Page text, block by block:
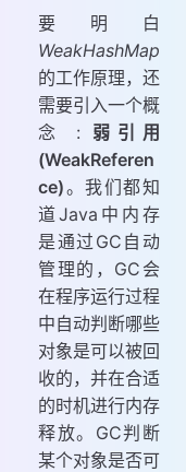
要明白
WeakHashMap
的工作原理，还
需要引入一个概
念 : 弱引用
(WeakReferen
ce)。我们都知
道Java中内存
是通过GC自动
管理的，GC会
在程序运行过程
中自动判断哪些
对象是可以被回
收的，并在合适
的时机进行内存
释放。GC判断
某个对象是否可